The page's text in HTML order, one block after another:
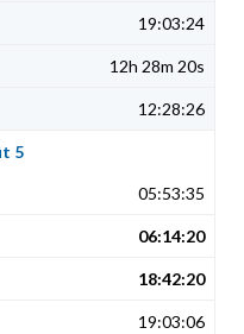
19:03:24
12h 28m 20s
12:28:26
5
05:53:35
06:14:20
18:42:20
19:03:06